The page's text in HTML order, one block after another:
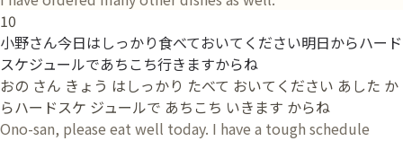
10
小野さん今日はしっかり食べておいてください明日からハード
スケジュールであちこち行きますからね
おの さん きょう はしっかり たべて おいてください あした か
らハードスケ ジュールで あちこち いきます からね
Ono-san, please eat well today. I have a tough schedule